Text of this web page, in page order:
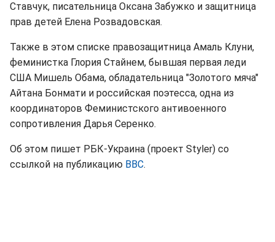
Ставчук, писательница Оксана Забужко и защитница
прав детей Елена Розвадовская.
Также в этом списке правозащитница Амаль Клуни,
феминистка Глория Стайнем, бывшая первая леди
США Мишель Обама, обладательница "Золотого мяча"
Айтана Бонмати и российская поэтесса, одна из
координаторов Феминистского антивоенного
сопротивления Дарья Серенко.
Об этом пишет РБК-Украина (проект Styler) со
ссылкой на публикацию BBC.